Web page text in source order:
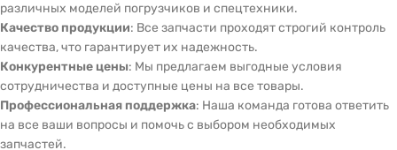
различных моделей погрузчиков и спецтехники.
Качество продукции: Все запчасти проходят строгий контроль
качества, что гарантирует их надежность.
Конкурентные цены: Мы предлагаем выгодные условия
сотрудничества и доступные цены на все товары.
Профессиональная поддержка: Наша команда готова ответить
на все ваши вопросы и помочь с выбором необходимых
запчастей.